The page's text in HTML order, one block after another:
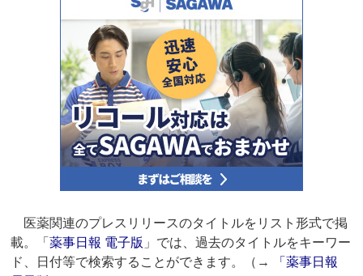
医薬関連のプレスリリースのタイトルをリスト形式で掲
載。「薬事日報 電子版 」では、過去のタイトルをキーワー
ド、日付等で検索することができます。（→
「薬事日報